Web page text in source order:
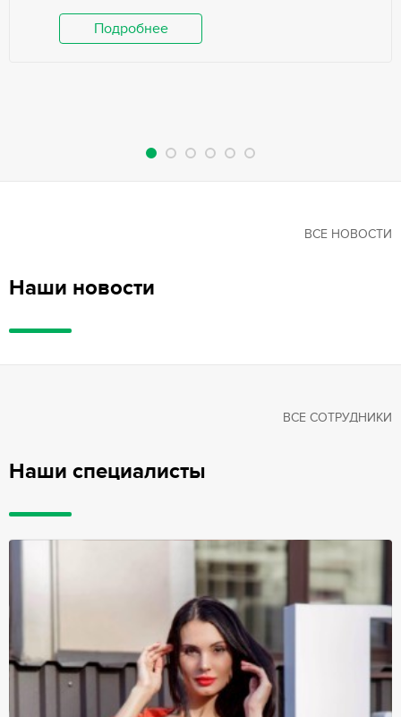
Подробнее
Наши новости
ВСЕ НОВОСТИ
Наши специалисты
ВСЕ СОТРУДНИКИ